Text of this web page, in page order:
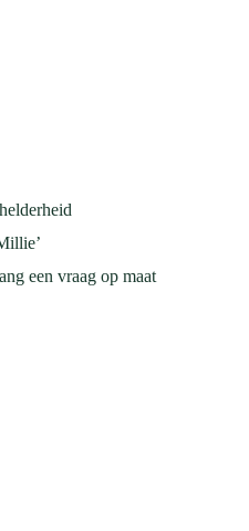
een vraag op maat